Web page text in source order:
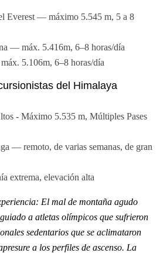
Everest — máximo 5.545 m, 5 a 8
— máx. 5.416m, 6–8 horas/día
5.106m, 6–8 horas/día
del Himalaya
- Máximo 5.535 m, Múltiples Pases
— remoto, de varias semanas, de gran
extrema, elevación alta
El mal de montaña agudo
a atletas olímpicos que sufrieron
sedentarios que se aclimataron
a los perfiles de ascenso. La